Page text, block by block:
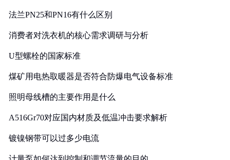
法兰PN25和PN16有什么区别
消费者对洗衣机的核心需求调研与分析
U型螺栓的国家标准
煤矿用电热取暖器是否符合防爆电气设备标准
照明母线槽的主要作用是什么
A516Gr70对应国内材质及低温冲击要求解析
镀镍钢带可以过多少电流